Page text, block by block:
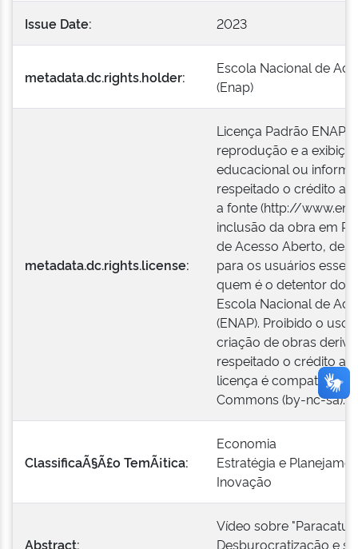
Issue Date: 2023
metadata.dc.rights.holder:
Escola Nacional de
(Enap)
metadata.dc.rights.license:
Licença Padrão ENAP:
reprodução e a
educacional ou
respeitado o crédito
a fonte (http://
inclusão da obra em
de Acesso Aberto,
para os usuários esses
quem é o detentor dos
Escola Nacional de
(ENAP). Proibido o uso
criação de obras
respeitado o crédito ao
licença é compatível
Commons (by-nc-sa).
ClassificaÃ§Ã£o TemÃ¡tica:
Economia
Estratégia e
Inovação
Abstract:
Vídeo sobre "Paracatu/
Desburocratização e